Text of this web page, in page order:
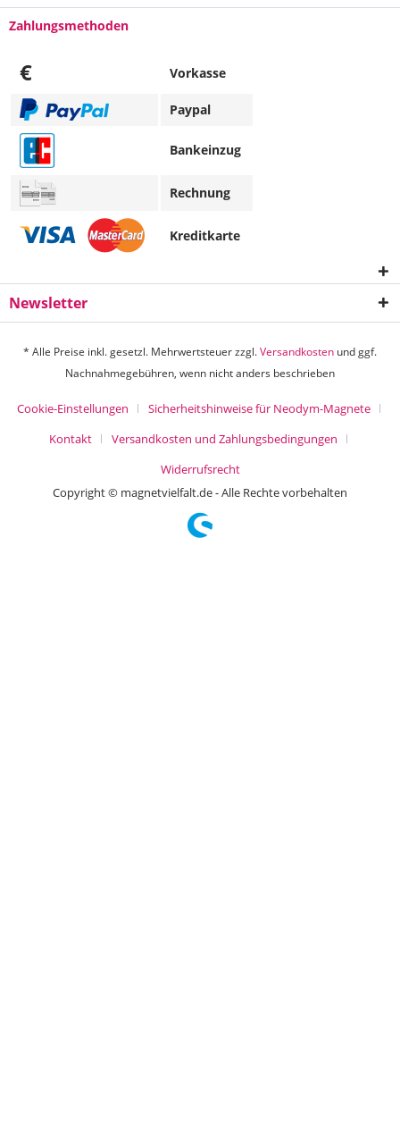
Zahlungsmethoden
€ Vorkasse
Paypal
Bankeinzug
Rechnung
Kreditkarte
Newsletter
* Alle Preise inkl. gesetzl. Mehrwertsteuer zzgl.Versandkosten und ggf.
Nachnahmegebühren, wenn nicht anders beschrieben
Cookie-Einstellungen
Sicherheitshinweise für Neodym-Magnete
Kontakt
Versandkosten und Zahlungsbedingungen
Widerrufsrecht
Copyright © magnetvielfalt.de - Alle Rechte vorbehalten